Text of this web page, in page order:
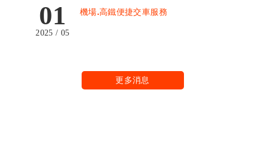
01
2025 / 05
機場.高鐵便捷交車服務